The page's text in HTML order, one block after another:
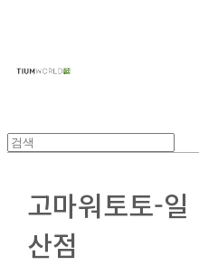
고마워토토-일
산점